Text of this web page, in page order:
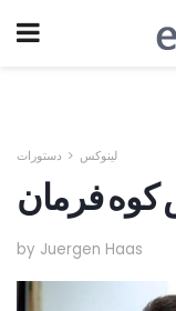
لینوکس دستورات
کوه فرمان
by Juergen Haas